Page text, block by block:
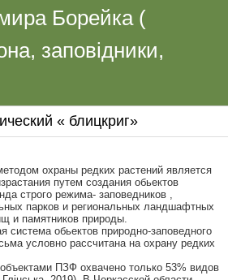
Борейка (
заповідники,
« блицкриг»
охраны редких растений является
путем создания обьектов
строго режима- заповедников ,
парков и региональных ландшафтных
и памятников природы.
система обьектов природно-заповедного
условно рассчитана на охрану редких
ПЗФ охвачено только 53% видов